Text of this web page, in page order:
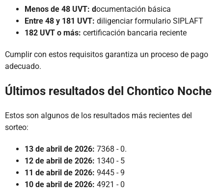
Menos de 48 UVT: documentación básica
Entre 48 y 181 UVT: diligenciar formulario SIPLAFT
182 UVT o más: certificación bancaria reciente
Cumplir con estos requisitos garantiza un proceso de pago
adecuado.
Últimos resultados del Chontico Noche
Estos son algunos de los resultados más recientes del
sorteo:
13 de abril de 2026: 7368 - 0.
12 de abril de 2026: 1340 - 5
11 de abril de 2026: 9445 - 9
10 de abril de 2026: 4921 - 0